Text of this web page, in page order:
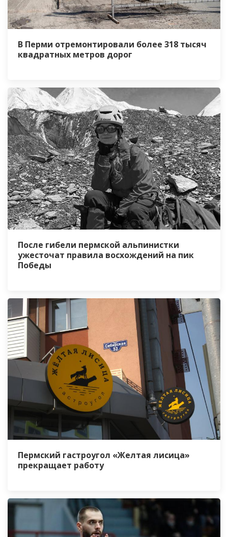
В Перми отремонтировали более 318 тысяч
квадратных метров дорог
После гибели пермской альпинистки
ужесточат правила восхождений на пик
Победы
Пермский гастроугол «Желтая лисица»
прекращает работу